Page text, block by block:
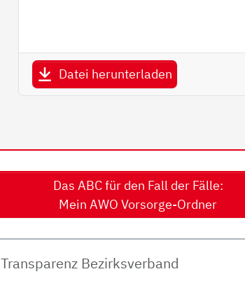
Datei herunterladen
Das ABC für den Fall der Fälle:
Mein AWO Vorsorge-Ordner
Transparenz Bezirksverband